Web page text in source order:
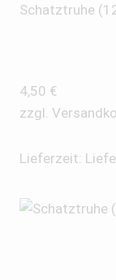
Schatztruhe
4,50 €
zzgl.
Lieferzeit: